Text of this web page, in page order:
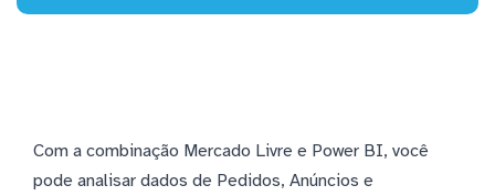
Com a combinação Mercado Livre e Power BI, você
pode analisar dados de Pedidos, Anúncios e